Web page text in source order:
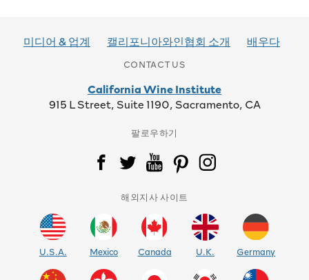
미디어 & 업계 캘리포니아와인협회 소개 배우다
CONTACT US
California Wine Institute
915 L Street, Suite 1190, Sacramento, CA
팔로우하기
해외지사 사이트
U.S.A. Mexico Canada U.K. Germany